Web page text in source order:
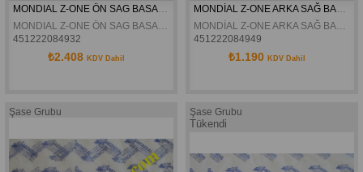
MONDIAL Z-ONE ÖN SAG BASAMAK KOMPLE ORJINAL
MONDIAL Z-ONE ÖN SAG BASAMAK KOMPLE ORJINAL
451222084932
₺2.408 KDV Dahil
MONDİAL Z-ONE ARKA SAĞ BASAMAK KOMPLE ORJİNAL
MONDİAL Z-ONE ARKA SAĞ BASAMAK KOMPLE ORJİNAL
451222084949
₺1.190 KDV Dahil
Şase Grubu Şase Grubu
Tükendi